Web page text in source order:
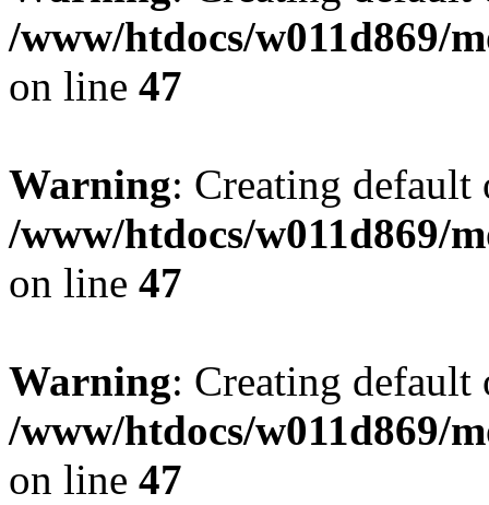
/www/htdocs/w011d869/
on line 47
Warning: Creating
/www/htdocs/w011d869/
on line 47
Warning: Creating
/www/htdocs/w011d869/
on line 47